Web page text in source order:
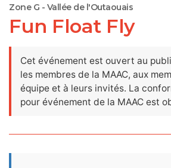
Zone G - Vallée de l'Outaouais
Fun Float Fly
Cet événement est ouvert au
les membres de la MAAC, aux
équipe et à leurs invités. La
pour événement de la MAAC est